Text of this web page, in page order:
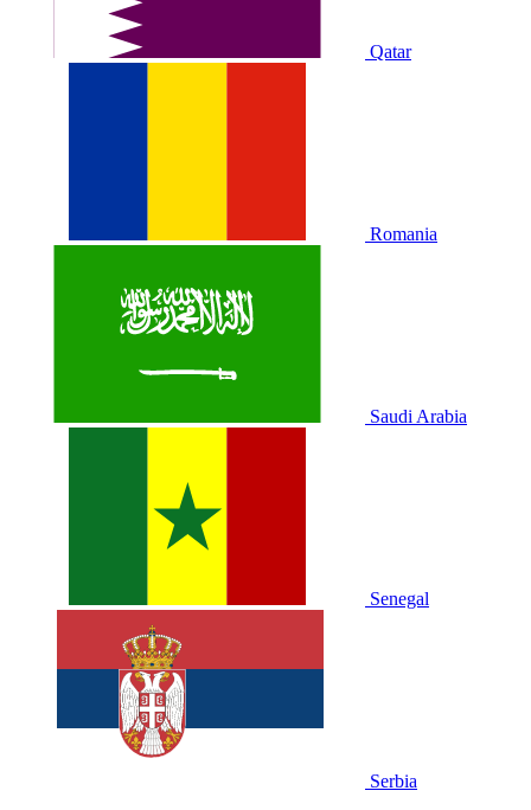
Qatar
Romania
Saudi Arabia
Senegal
Serbia